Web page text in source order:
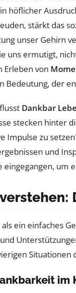
höflicher
stärkt das
unser Gehirn
uns ermutigt,
Erleben von
Bedeutung, der
Dankbar
stecken hinter
Impulse zu
und
eingegangen, um
ein einfaches
im